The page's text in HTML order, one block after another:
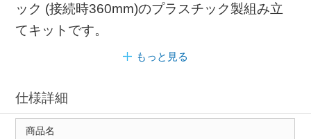
ック (接続時360mm)のプラスチック製組み立
てキットです。
もっと見る
仕様詳細
商品名